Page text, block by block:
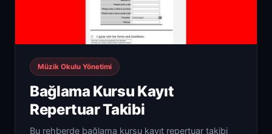
Müzik Okulu Yönetimi
Bağlama Kursu Kayıt
Repertuar Takibi
Bu rehberde bağlama kursu kayıt repertuar takibi